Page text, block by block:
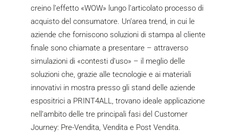
creino l’effetto «WOW» lungo l’articolato processo di
acquisto del consumatore. Un’area trend, in cui le
aziende che forniscono soluzioni di stampa al cliente
finale sono chiamate a presentare – attraverso
simulazioni di «contesti d’uso» – il meglio delle
soluzioni che, grazie alle tecnologie e ai materiali
innovativi in mostra presso gli stand delle aziende
espositrici a PRINT4ALL, trovano ideale applicazione
nell’ambito delle tre principali fasi del Customer
Journey: Pre-Vendita, Vendita e Post Vendita.